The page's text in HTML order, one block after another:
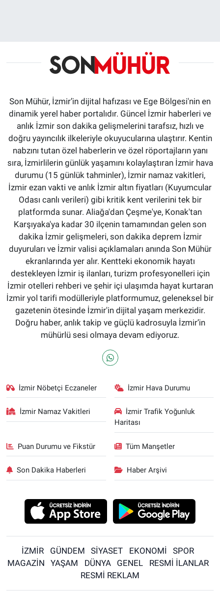
Son Mühür, İzmir’in dijital hafızası ve Ege Bölgesi'nin en
dinamik yerel haber portalıdır. Güncel İzmir haberleri ve
anlık İzmir son dakika gelişmelerini tarafsız, hızlı ve
doğru yayıncılık ilkeleriyle okuyucularına ulaştırır. Kentin
nabzını tutan özel haberlerin ve özel röportajların yanı
sıra, İzmirlilerin günlük yaşamını kolaylaştıran İzmir hava
durumu (15 günlük tahminler), İzmir namaz vakitleri,
İzmir ezan vakti ve anlık İzmir altın fiyatları (Kuyumcular
Odası canlı verileri) gibi kritik kent verilerini tek bir
platformda sunar. Aliağa'dan Çeşme'ye, Konak'tan
Karşıyaka'ya kadar 30 ilçenin tamamından gelen son
dakika İzmir gelişmeleri, son dakika deprem İzmir
duyuruları ve İzmir valisi açıklamaları anında Son Mühür
ekranlarında yer alır. Kentteki ekonomik hayatı
destekleyen İzmir iş ilanları, turizm profesyonelleri için
İzmir otelleri rehberi ve şehir içi ulaşımda hayat kurtaran
İzmir yol tarifi modülleriyle platformumuz, geleneksel bir
gazetenin ötesinde İzmir'in dijital yaşam merkezidir.
Doğru haber, anlık takip ve güçlü kadrosuyla İzmir’in
mühürlü sesi olmaya devam ediyoruz.
İzmir Nöbetçi Eczaneler İzmir Hava Durumu
İzmir Namaz Vakitleri
İzmir Trafik Yoğunluk
Haritası
Puan Durumu ve Fikstür Tüm Manşetler
Son Dakika Haberleri Haber Arşivi
İZMİR GÜNDEM SİYASET EKONOMİ
SPOR
MAGAZİN
YAŞAM DÜNYA GENEL
RESMİ İLANLAR
RESMİ REKLAM